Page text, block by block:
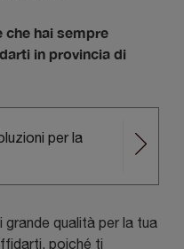
che hai sempre
in provincia di
per la
grande qualità per la tua
poiché ti